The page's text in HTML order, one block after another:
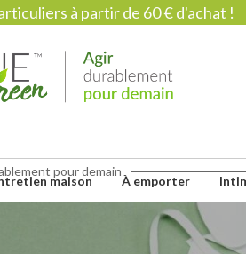
à partir de 60 € d'achat !
pour demain
maison À emporter